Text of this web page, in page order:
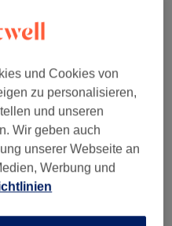
10:00– 21:00
10:00–21:00
10:00–21:00
10:00–21:00
10:00–21:00
10:00– 20:00
und Cookies von
zu personalisieren,
und unseren
Wir geben auch
unserer Webseite an
Werbung und